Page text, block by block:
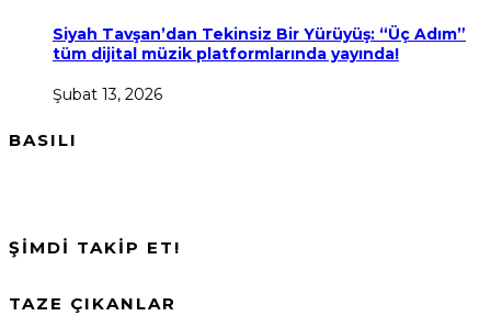
Siyah Tavşan’dan Tekinsiz Bir Yürüyüş: “Üç Adım”
tüm dijital müzik platformlarında yayında!
Şubat 13, 2026
BASILI
ŞİMDİ TAKİP ET!
TAZE ÇIKANLAR